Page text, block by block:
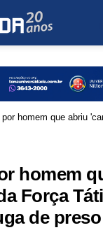
homem que abriu
homem
Força
de